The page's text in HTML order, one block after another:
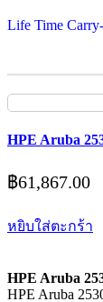
Life Time
HPE Aruba
฿61,867.00
หยิบใส่ตะกร้า
HPE Aruba
HPE Aruba